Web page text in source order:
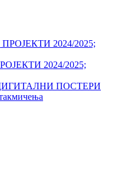
2024/2025;
ПОСТЕРИ